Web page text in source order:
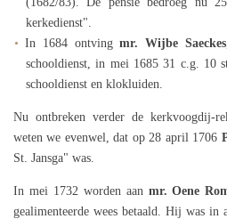
kerkedienst".
In 1684 ontvingmr. Wijbe Saeckes
schooldienst, in mei 1685 31 c.g. 10
schooldienst en klokluiden.
Nu ontbreken verder de kerkvoogdij-
weten we evenwel, dat op 28 april 1706
St. Jansga" was.
In mei 1732 worden aan mr. Oene
gealimenteerde wees betaald. Hij was in